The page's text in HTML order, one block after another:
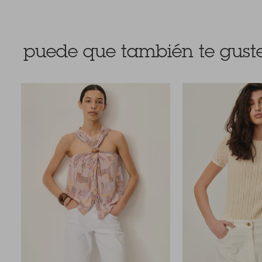
puede que también te